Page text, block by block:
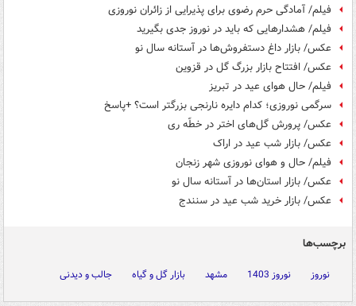
فیلم/ آمادگی حرم رضوی برای پذیرایی از زائران نوروزی
فیلم/ هشدارهایی که باید در نوروز جدی بگیرید
عکس/ بازار داغ دستفروش‌ها در آستانه سال نو
عکس/ افتتاح بازار بزرگ گل در قزوین
فیلم/ حال هوای عید در تبریز
سرگمی نوروزی؛ کدام دایره نارنجی بزرگتر است؟ +پاسخ
عکس/ پرورش گل‌های اختر در خطّه ری
عکس/ بازار شب عید در اراک
فیلم/ حال و هوای نوروزی شهر زنجان
عکس/ بازار استان‌ها در آستانه سال نو
عکس/ بازار خرید شب عید در سنندج
برچسب‌ها
نوروز نوروز 1403 مشهد بازار گل و گیاه جالب و دیدنی